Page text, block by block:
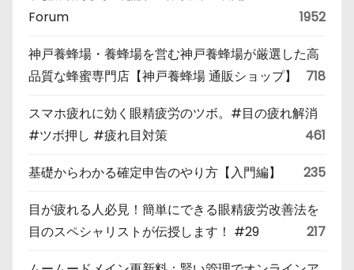
Forum 1952
神戸養蜂場・養蜂場を営む神戸養蜂場が厳選した高
品質な蜂蜜専門店【神戸養蜂場 通販ショップ】
718
スマホ疲れに効く眼精疲労のツボ。#目の疲れ解消
#ツボ押し #疲れ目対策
461
基礎からわかる確定申告のやり方【入門編】 235
目が疲れる人必見！簡単にできる眼精疲労改善法を
目のスペシャリストが伝授します！ #29
217